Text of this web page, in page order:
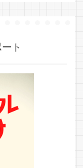
ト